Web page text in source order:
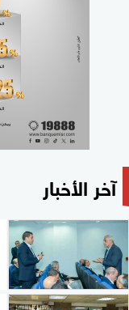
آخر الأخبار